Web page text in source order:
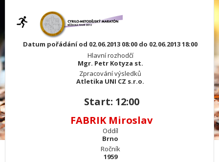
Datum pořádání od 02.06.2013 08:00 do 02.06.2013 18:00
Hlavní rozhodčí
Mgr. Petr Kotyza st.
Zpracování výsledků
Atletika UNI CZ s.r.o.
Start: 12:00
FABRIK Miroslav
Oddíl
Brno
Ročník
1959